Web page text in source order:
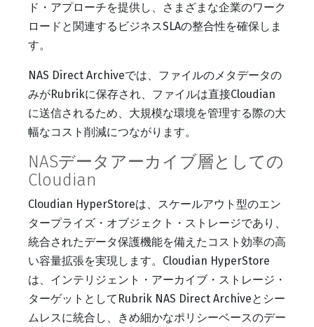
ド・アプローチを提供し、さまざまな企業のワーク
ロードと関連するビジネスSLAの整合性を確保しま
す。
NAS Direct Archiveでは、ファイルのメタデータの
みがRubrikに保存され、ファイルは直接Cloudian
に送信されるため、大規模な環境を管理する際の大
幅なコスト削減につながります。
NASデータアーカイブ層としての
Cloudian
Cloudian HyperStoreは、スケールアウト型のエン
タープライズ・オブジェクト・ストレージであり、
統合されたデータ保護機能を備えたコスト効率の高
い容量拡張を実現します。Cloudian HyperStore
は、インテリジェント・アーカイブ・ストレージ・
ターゲットとしてRubrik NAS Direct Archiveとシー
ムレスに統合し、きめ細かなポリシーベースのデー